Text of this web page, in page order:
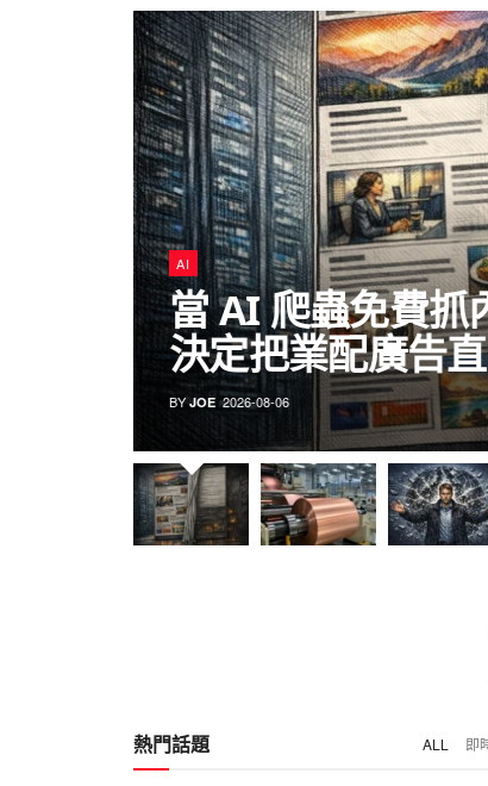
AI
當 AI 爬蟲免費抓
決定把業配廣告
BYJOE 2026-08-06
熱門話題 ALL 即